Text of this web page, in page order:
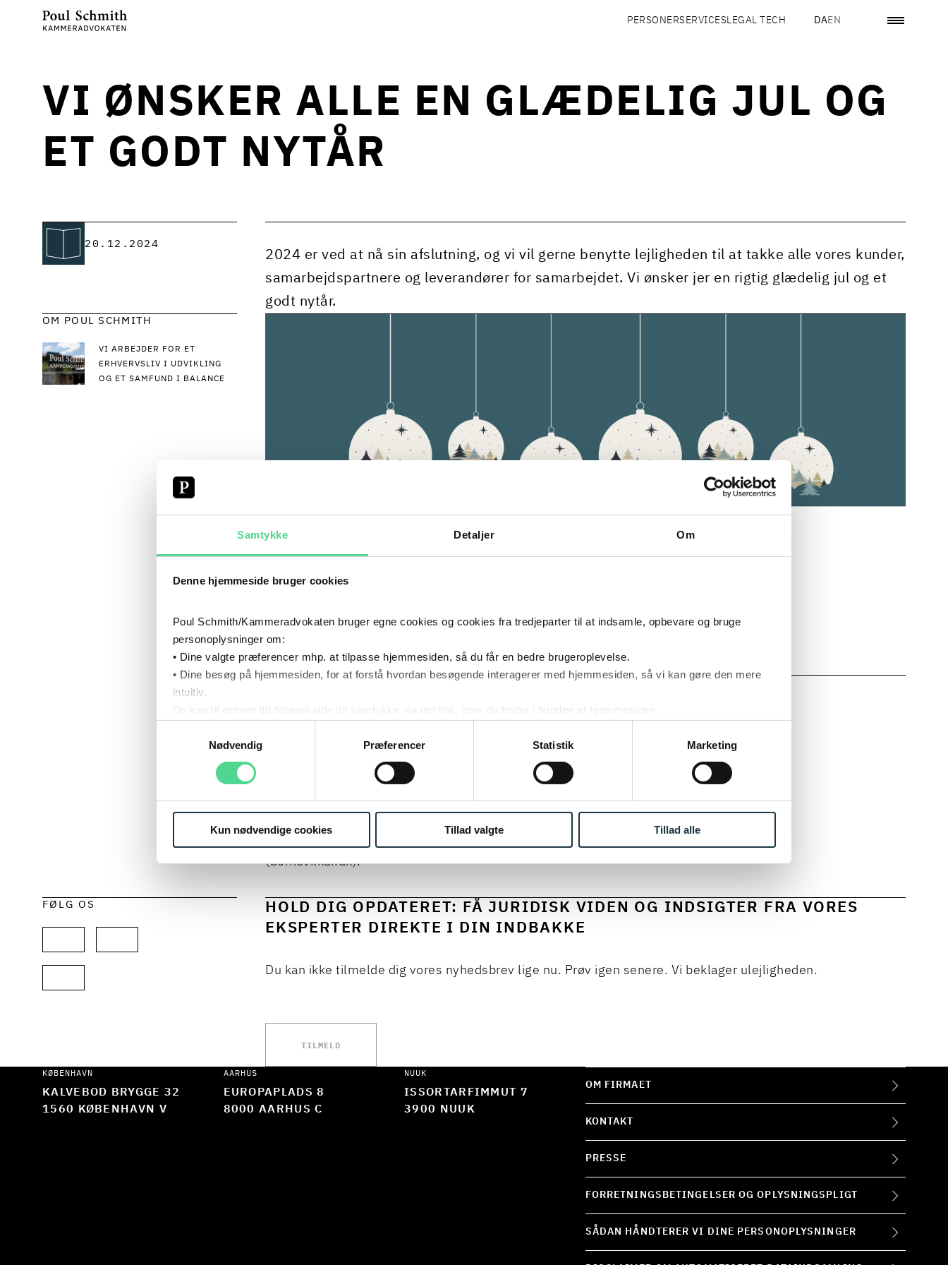
Samtykke Detaljer Om
Denne hjemmeside bruger cookies
Poul Schmith/Kammeradvokaten bruger egne cookies og cookies fra tredjeparter til at indsamle, opbevare og bruge
personoplysninger om:
• Dine valgte præferencer mhp. at tilpasse hjemmesiden, så du får en bedre brugeroplevelse.
• Dine besøg på hjemmesiden, for at forstå hvordan besøgende interagerer med hjemmesiden, så vi kan gøre den mere
intuitiv.
Du kan til enhver tid tilbagekalde dit samtykke via det link, som du finder i bunden af hjemmesiden.
Læs mere om vores behandling af personoplysninger her.
Nødvendig
Præferencer Statistik Marketing
Kun nødvendige cookies Tillad valgte Tillad alle
PERSONERSERVICESLEGAL TECH DAEN
VI ØNSKER ALLE EN GLÆDELIG JUL OG
ET GODT NYTÅR
20.12.2024
2024 er ved at nå sin afslutning, og vi vil gerne benytte lejligheden til at takke alle vores kunder,
samarbejdspartnere og leverandører for samarbejdet. Vi ønsker jer en rigtig glædelig jul og et
godt nytår.
OM POUL SCHMITH
VI ARBEJDER FOR ET
ERHVERVSLIV I UDVIKLING
OG ET SAMFUND I BALANCE
Vilkårs vigtigste initiativer. BørneTelefonen er børnenes linje til rådgivning,
trøst eller bare en voksen, der har tid til at lytte. Det kan gøre en stor forskel
(bornsvilkar.dk).
FØLG OS
HOLD DIG OPDATERET: FÅ JURIDISK VIDEN OG INDSIGTER FRA VORES
EKSPERTER DIREKTE I DIN INDBAKKE
Du kan ikke tilmelde dig vores nyhedsbrev lige nu. Prøv igen senere. Vi beklager ulejligheden.
TILMELD
KØBENHAVN
KALVEBOD BRYGGE 32
1560 KØBENHAVN V
AARHUS
EUROPAPLADS 8
8000 AARHUS C
NUUK
ISSORTARFIMMUT 7
3900 NUUK
OM FIRMAET
KONTAKT
PRESSE
FORRETNINGSBETINGELSER OG OPLYSNINGSPLIGT
SÅDAN HÅNDTERER VI DINE PERSONOPLYSNINGER